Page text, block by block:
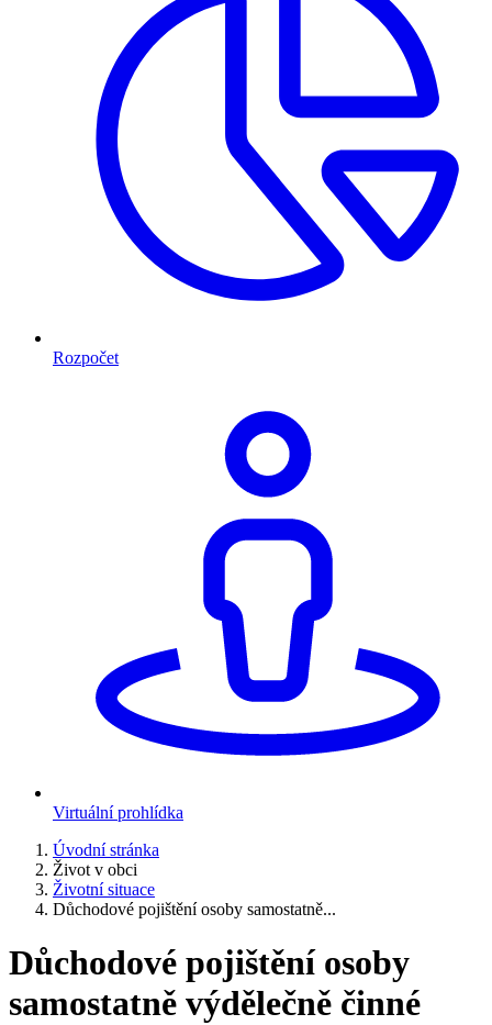
Rozpočet
Virtuální prohlídka
Úvodní stránka
Život v obci
Životní situace
Důchodové pojištění osoby samostatně...
Důchodové pojištění osoby
samostatně výdělečně činné